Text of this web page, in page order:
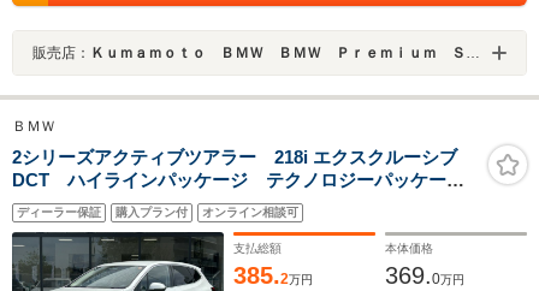
販売店： Ｋｕｍａｍｏｔｏ ＢＭＷ ＢＭＷ Ｐｒｅｍｉｕｍ Ｓｅｌｅｃｔｉｏｎ 熊本インター／ＭＩＮＩ ＮＥＸＴ 熊本
ＢＭＷ
2シリーズアクティブツアラー 218i エクスクルーシブ
DCT ハイラインパッケージ テクノロジーパッケー
ジ モカレザー ハーマンカードンスピーカー ヘッド
アップディスプレイ 認定中古車 全国正規ディーラー
保証付/2年・走行距離無制限 弊社デモカー 17AW
ディーラー保証 購入プラン付 オンライン相談可
支払総額
385.2万円
本体価格
369.0万円